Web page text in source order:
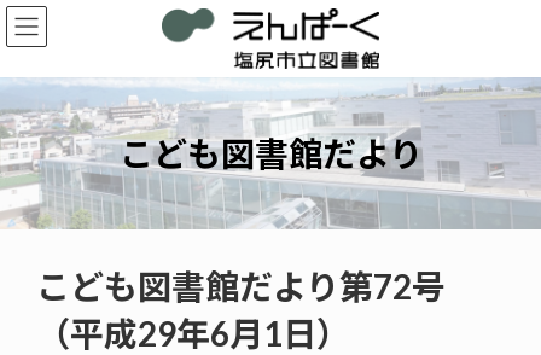
コ
ン
ン
ツ
へ
ス
キ
ッ
プ
ナ
ビ
ー
シ
ョ
ン
に
移
動
こども図書館だより
こども図書館だより第72号
（平成29年6月1日）